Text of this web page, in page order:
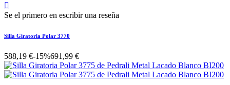

Se el primero en escribir una reseña
Silla Giratoria Polar 3770
588,19 €-15%691,99 €